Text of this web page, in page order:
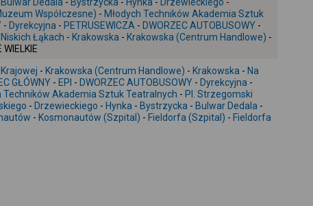
+
-
Współczesne) - Młodych Techników Akademia Sztuk
- Dyrekcyjna - PETRUSEWICZA - DWORZEC AUTOBUSOWY -
Niskich Łąkach - Krakowska - Krakowska (Centrum Handlowe) -
WIELKIE
- Krakowska (Centrum Handlowe) - Krakowska - Na
GŁÓWNY - EPI - DWORZEC AUTOBUSOWY - Dyrekcyjna -
Techników Akademia Sztuk Teatralnych - Pl. Strzegomski
- Drzewieckiego - Hynka - Bystrzycka - Bulwar Dedala -
- Kosmonautów (Szpital) - Fieldorfa (Szpital) - Fieldorfa